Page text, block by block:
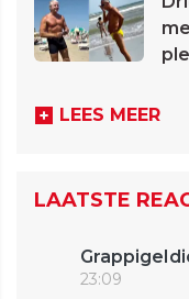
LEES MEER
LAATSTE
23:09